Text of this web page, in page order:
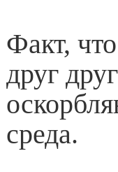
Факт,
друг
среда.